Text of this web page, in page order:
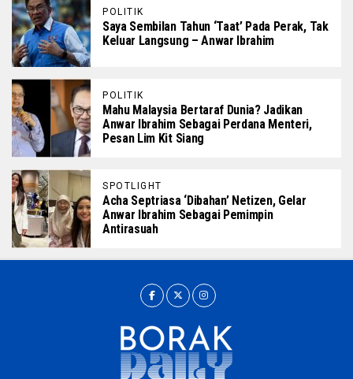
POLITIK
Saya Sembilan Tahun ‘Taat’ Pada Perak, Tak
Keluar Langsung – Anwar Ibrahim
POLITIK
Mahu Malaysia Bertaraf Dunia? Jadikan
Anwar Ibrahim Sebagai Perdana Menteri,
Pesan Lim Kit Siang
SPOTLIGHT
Acha Septriasa ‘Dibahan’ Netizen, Gelar
Anwar Ibrahim Sebagai Pemimpin
Antirasuah